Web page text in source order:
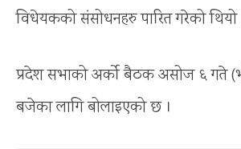
विधेयकको संसोधनहरु पारित गरेको थियो
प्रदेश सभाको अर्को बैठक असोज ६ गते
बजेका लागि बोलाइएको छ ।